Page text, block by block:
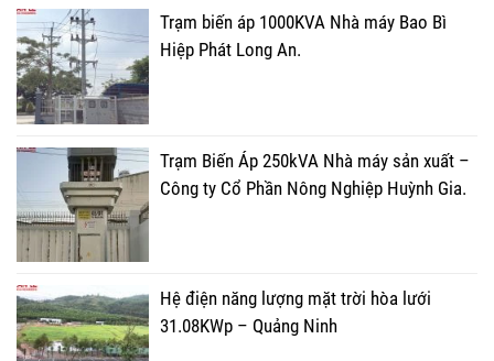
Trạm biến áp 1000KVA Nhà máy Bao Bì
Hiệp Phát Long An.
Trạm Biến Áp 250kVA Nhà máy sản xuất –
Công ty Cổ Phần Nông Nghiệp Huỳnh Gia.
Hệ điện năng lượng mặt trời hòa lưới
31.08KWp – Quảng Ninh